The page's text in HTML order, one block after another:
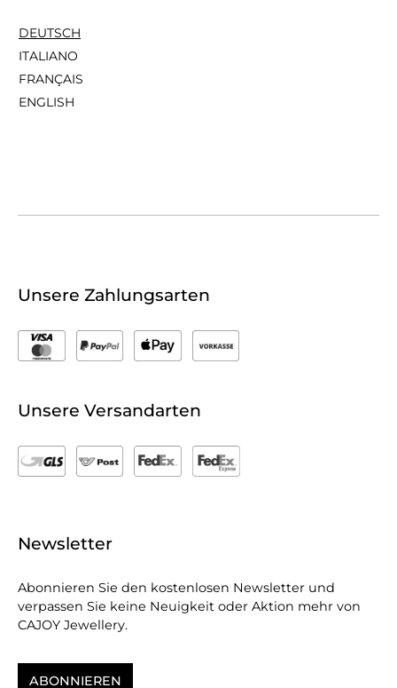
DEUTSCH
ITALIANO
FRANÇAIS
ENGLISH
Unsere Zahlungsarten
Unsere Versandarten
Newsletter
Abonnieren Sie den kostenlosen Newsletter und
verpassen Sie keine Neuigkeit oder Aktion mehr von
CAJOY Jewellery.
ABONNIEREN